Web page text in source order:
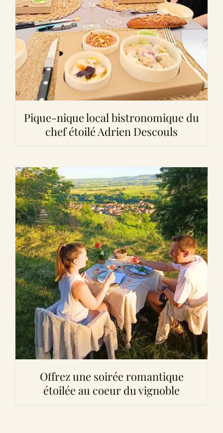
Pique-nique local bistronomique du
chef étoilé Adrien Descouls
Offrez une soirée romantique
étoilée au coeur du vignoble